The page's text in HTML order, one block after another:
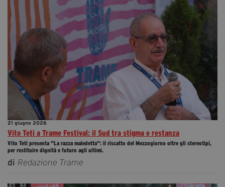
21 giugno 2026
Vito Teti a Trame Festival: il Sud tra stigma e restanza
Vito Teti presenta "La razza maledetta": il riscatto del Mezzogiorno oltre gli stereotipi,
per restituire dignità e futuro agli ultimi.
di Redazione Trame